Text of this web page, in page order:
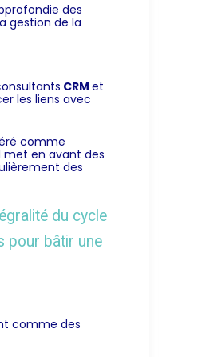
des
gestion de la
CRM et
les liens avec
comme
met en avant des
des
du cycle
pour bâtir une
comme des